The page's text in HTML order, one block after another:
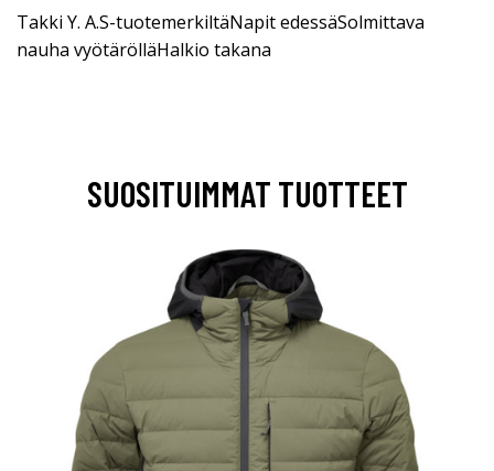
Takki Y. A.S-tuotemerkiltäNapit edessäSolmittava
nauha vyötärölläHalkio takana
SUOSITUIMMAT TUOTTEET